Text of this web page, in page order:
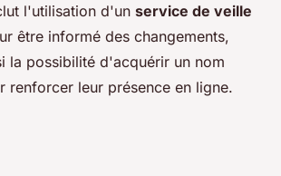
l'utilisation d'un service de veille
être informé des changements,
la possibilité d'acquérir un nom
renforcer leur présence en ligne.